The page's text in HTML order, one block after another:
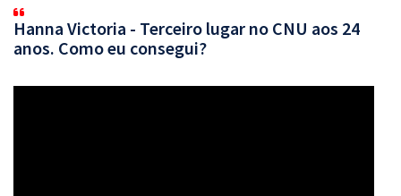
Hanna Victoria - Terceiro lugar no CNU aos 24
anos. Como eu consegui?